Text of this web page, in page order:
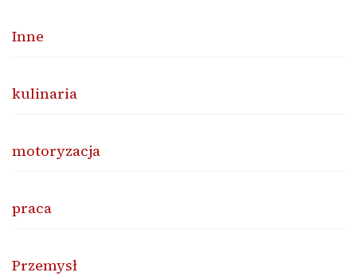
Inne
kulinaria
motoryzacja
praca
Przemysł